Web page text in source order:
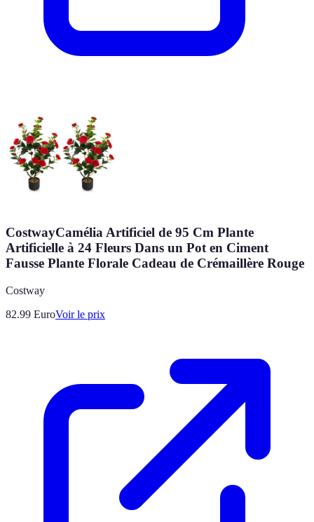
CostwayCamélia Artificiel de 95 Cm Plante
Artificielle à 24 Fleurs Dans un Pot en Ciment
Fausse Plante Florale Cadeau de Crémaillère Rouge
Costway
82.99 EuroVoir le prix